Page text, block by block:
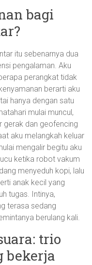
bagi
itu sebenarnya dua
pengalaman. Aku
perangkat tidak
berarti aku
hanya dengan satu
mulai muncul,
gerak dan geofencing
aku melangkah keluar
mengalir begitu aku
ketika robot vakum
menyeduh kopi, lalu
anak kecil yang
tugas. Intinya,
terasa sedang
berulang kali.
trio
bekerja